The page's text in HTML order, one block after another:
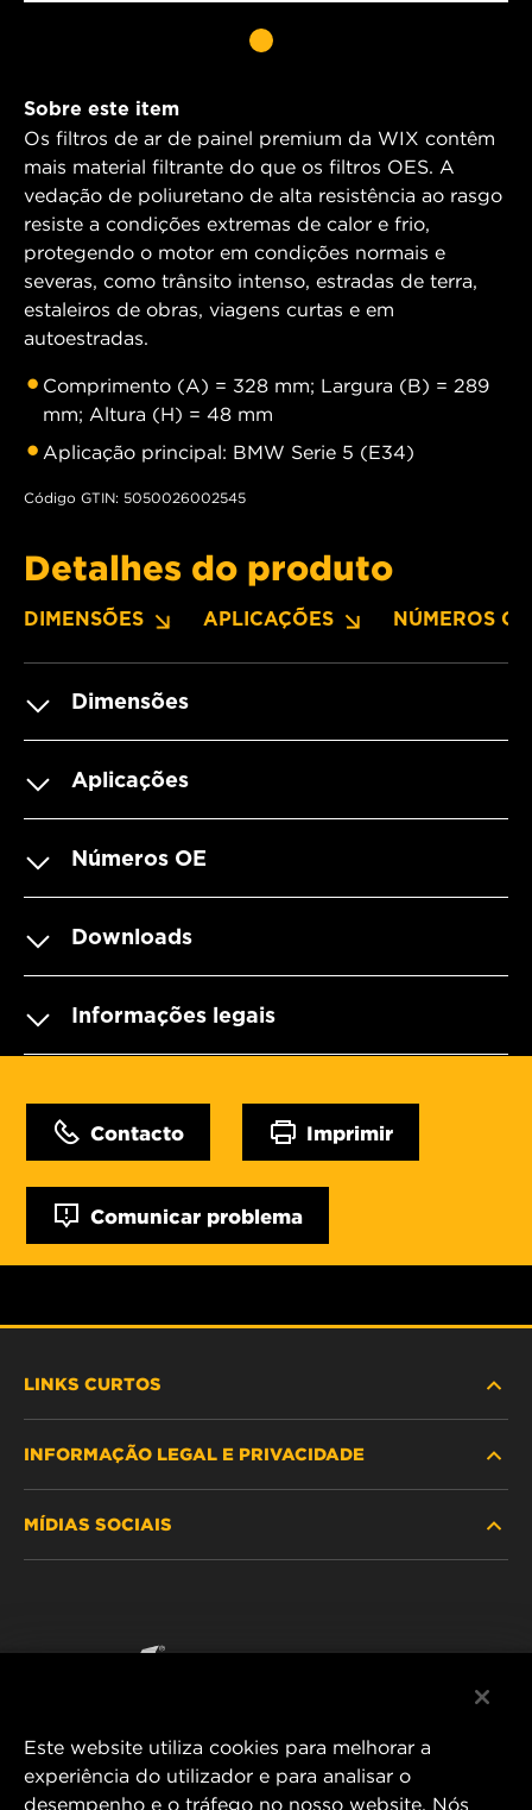
Sobre este item
Os filtros de ar de painel premium da WIX contêm
mais material filtrante do que os filtros OES. A
vedação de poliuretano de alta resistência ao rasgo
resiste a condições extremas de calor e frio,
protegendo o motor em condições normais e
severas, como trânsito intenso, estradas de terra,
estaleiros de obras, viagens curtas e em
autoestradas.
Comprimento (A) = 328 mm; Largura (B) = 289
mm; Altura (H) = 48 mm
Aplicação principal: BMW Serie 5 (E34)
Código GTIN: 5050026002545
Detalhes do produto
DIMENSÕES APLICAÇÕES NÚMEROS OE
Dimensões
Aplicações
Números OE
Downloads
Informações legais
Contacto Imprimir
Comunicar problema
LINKS CURTOS
ONDE COMPRAR
CONTACTE NOS
INFORMAÇÃO LEGAL E PRIVACIDADE
MÍDIAS SOCIAIS
Este website utiliza cookies para melhorar a
experiência do utilizador e para analisar o
desempenho e o tráfego no nosso website. Nós